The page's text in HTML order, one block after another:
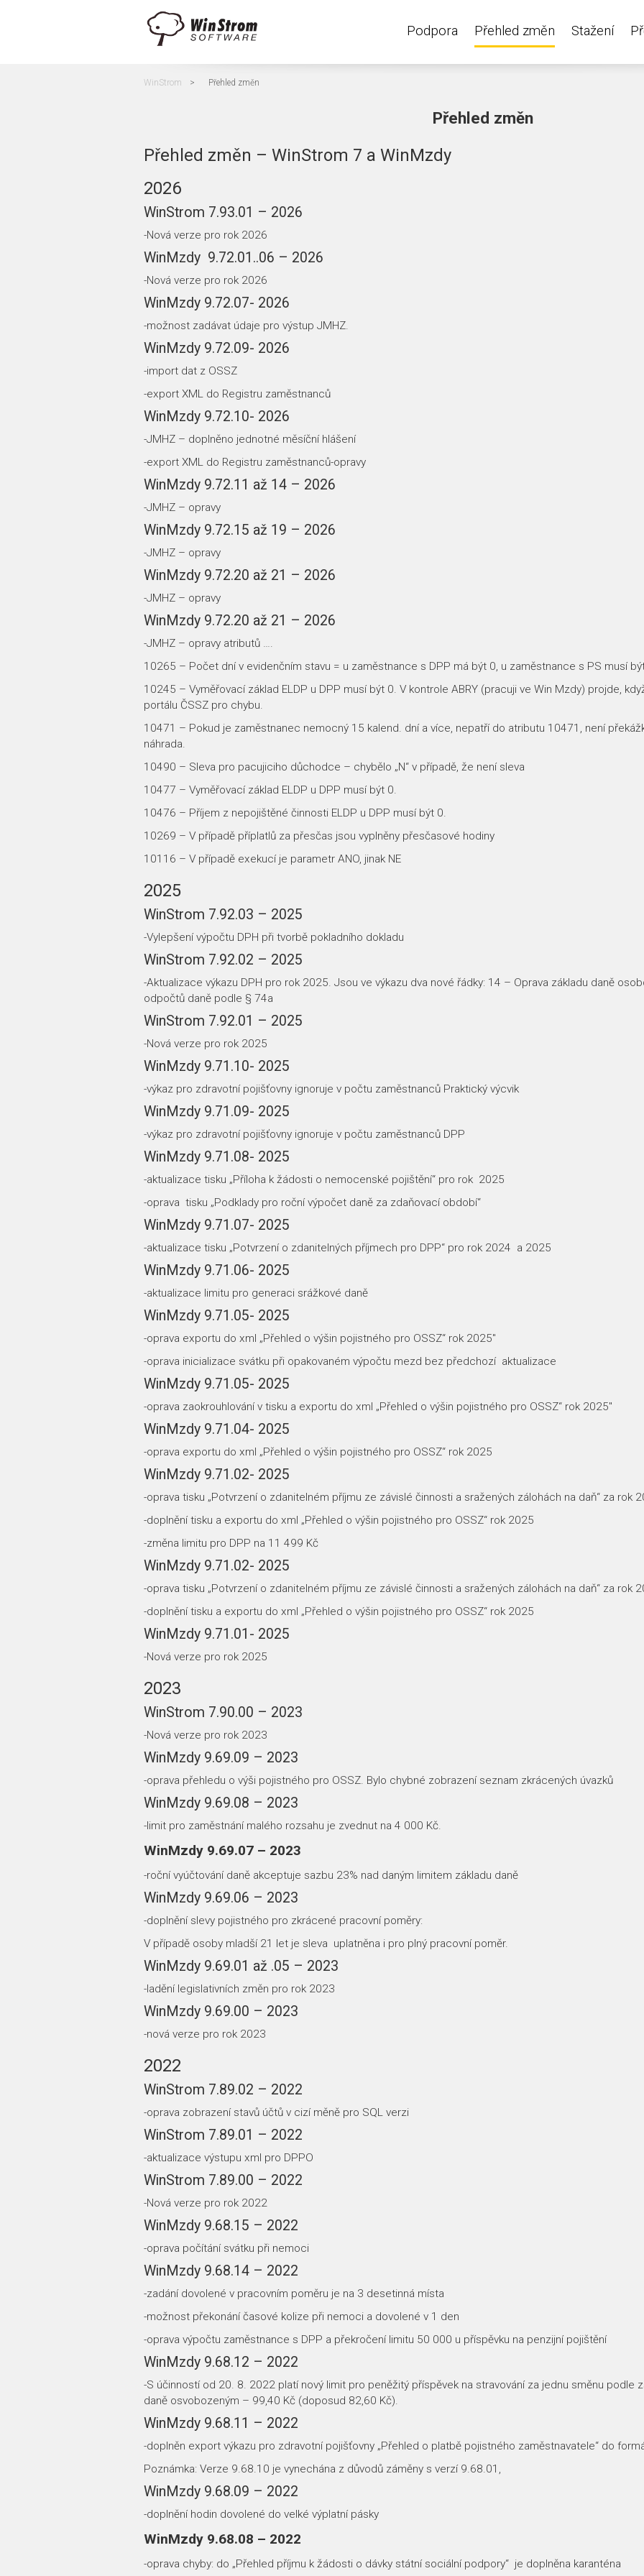
Podpora Přehled změn Stažení
WinStrom > Přehled změn
Přehled změn
Přehled změn – WinStrom 7 a WinMzdy
2026
WinStrom 7.93.01 – 2026
-Nová verze pro rok 2026
WinMzdy 9.72.01..06 – 2026
-Nová verze pro rok 2026
WinMzdy 9.72.07- 2026
-možnost zadávat údaje pro výstup JMHZ.
WinMzdy 9.72.09- 2026
-import dat z OSSZ
-export XML do Registru zaměstnanců
WinMzdy 9.72.10- 2026
-JMHZ – doplněno jednotné měsíční hlášení
-export XML do Registru zaměstnanců-opravy
WinMzdy 9.72.11 až 14 – 2026
-JMHZ – opravy
WinMzdy 9.72.15 až 19 – 2026
-JMHZ – opravy
WinMzdy 9.72.20 až 21 – 2026
-JMHZ – opravy
WinMzdy 9.72.20 až 21 – 2026
-JMHZ – opravy atributů ….
10265 – Počet dní v evidenčním stavu = u zaměstnance s DPP má být 0, u zaměstnance s PS musí
10245 – Vyměřovací základ ELDP u DPP musí být 0. V kontrole ABRY (pracuji ve Win Mzdy) projde,
portálu ČSSZ pro chybu.
10471 – Pokud je zaměstnanec nemocný 15 kalend. dní a více, nepatří do atributu 10471, není
náhrada.
10490 – Sleva pro pacujiciho důchodce – chybělo „N“ v případě, že není sleva
10477 – Vyměřovací základ ELDP u DPP musí být 0.
10476 – Příjem z nepojištěné činnosti ELDP u DPP musí být 0.
10269 – V případě příplatlů za přesčas jsou vyplněny přesčasové hodiny
10116 – V případě exekucí je parametr ANO, jinak NE
2025
WinStrom 7.92.03 – 2025
-Vylepšení výpočtu DPH při tvorbě pokladního dokladu
WinStrom 7.92.02 – 2025
-Aktualizace výkazu DPH pro rok 2025. Jsou ve výkazu dva nové řádky: 14 – Oprava základu daně
odpočtů daně podle § 74a
WinStrom 7.92.01 – 2025
-Nová verze pro rok 2025
WinMzdy 9.71.10- 2025
-výkaz pro zdravotní pojišťovny ignoruje v počtu zaměstnanců Praktický výcvik
WinMzdy 9.71.09- 2025
-výkaz pro zdravotní pojišťovny ignoruje v počtu zaměstnanců DPP
WinMzdy 9.71.08- 2025
-aktualizace tisku „Příloha k žádosti o nemocenské pojištění“ pro rok 2025
-oprava tisku „Podklady pro roční výpočet daně za zdaňovací období“
WinMzdy 9.71.07- 2025
-aktualizace tisku „Potvrzení o zdanitelných příjmech pro DPP“ pro rok 2024 a 2025
WinMzdy 9.71.06- 2025
-aktualizace limitu pro generaci srážkové daně
WinMzdy 9.71.05- 2025
-oprava exportu do xml „Přehled o výšin pojistného pro OSSZ“ rok 2025″
-oprava inicializace svátku při opakovaném výpočtu mezd bez předchozí aktualizace
WinMzdy 9.71.05- 2025
-oprava zaokrouhlování v tisku a exportu do xml „Přehled o výšin pojistného pro OSSZ“ rok 2025″
WinMzdy 9.71.04- 2025
-oprava exportu do xml „Přehled o výšin pojistného pro OSSZ“ rok 2025
WinMzdy 9.71.02- 2025
-oprava tisku „Potvrzení o zdanitelném příjmu ze závislé činnosti a sražených zálohách na daň“ za rok
-doplnění tisku a exportu do xml „Přehled o výšin pojistného pro OSSZ“ rok 2025
-změna limitu pro DPP na 11 499 Kč
WinMzdy 9.71.02- 2025
-oprava tisku „Potvrzení o zdanitelném příjmu ze závislé činnosti a sražených zálohách na daň“ za rok
-doplnění tisku a exportu do xml „Přehled o výšin pojistného pro OSSZ“ rok 2025
WinMzdy 9.71.01- 2025
-Nová verze pro rok 2025
2023
WinStrom 7.90.00 – 2023
-Nová verze pro rok 2023
WinMzdy 9.69.09 – 2023
-oprava přehledu o výši pojistného pro OSSZ. Bylo chybné zobrazení seznam zkrácených úvazků
WinMzdy 9.69.08 – 2023
-limit pro zaměstnání malého rozsahu je zvednut na 4 000 Kč.
WinMzdy 9.69.07 – 2023
-roční vyúčtování daně akceptuje sazbu 23% nad daným limitem základu daně
WinMzdy 9.69.06 – 2023
-doplnění slevy pojistného pro zkrácené pracovní poměry:
V případě osoby mladší 21 let je sleva uplatněna i pro plný pracovní poměr.
WinMzdy 9.69.01 až .05 – 2023
-ladění legislativních změn pro rok 2023
WinMzdy 9.69.00 – 2023
-nová verze pro rok 2023
2022
WinStrom 7.89.02 – 2022
-oprava zobrazení stavů účtů v cizí měně pro SQL verzi
WinStrom 7.89.01 – 2022
-aktualizace výstupu xml pro DPPO
WinStrom 7.89.00 – 2022
-Nová verze pro rok 2022
WinMzdy 9.68.15 – 2022
-oprava počítání svátku při nemoci
WinMzdy 9.68.14 – 2022
-zadání dovolené v pracovním poměru je na 3 desetinná místa
-možnost překonání časové kolize při nemoci a dovolené v 1 den
-oprava výpočtu zaměstnance s DPP a překročení limitu 50 000 u příspěvku na penzijní pojištění
WinMzdy 9.68.12 – 2022
-S účinností od 20. 8. 2022 platí nový limit pro peněžitý příspěvek na stravování za jednu směnu podle
daně osvobozeným – 99,40 Kč (doposud 82,60 Kč).
WinMzdy 9.68.11 – 2022
-doplněn export výkazu pro zdravotní pojišťovny „Přehled o platbě pojistného zaměstnavatele“ do
Poznámka: Verze 9.68.10 je vynechána z důvodů záměny s verzí 9.68.01,
WinMzdy 9.68.09 – 2022
-doplnění hodin dovolené do velké výplatní pásky
WinMzdy 9.68.08 – 2022
-oprava chyby: do „Přehled příjmu k žádosti o dávky státní sociální podpory“ je doplněna karanténa